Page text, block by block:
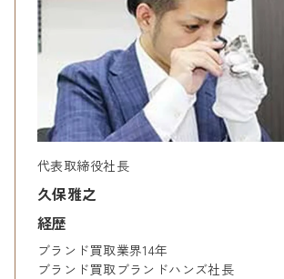
代表取締役社長
久保雅之
経歴
ブランド買取業界14年
ブランド買取ブランドハンズ社長